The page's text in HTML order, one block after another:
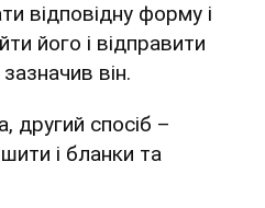
відповідну форму і
його і відправити
він.
другий спосіб –
і бланки та